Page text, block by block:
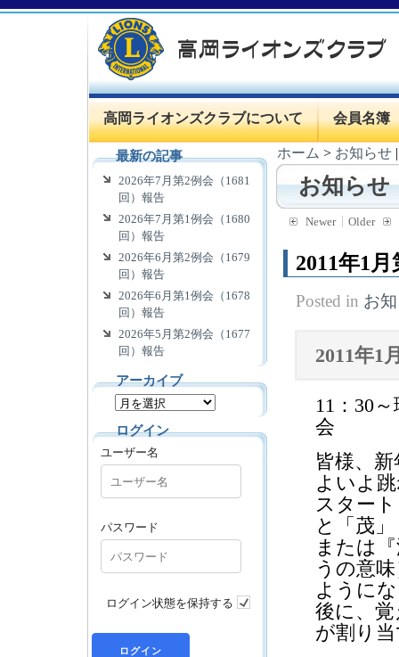
高岡ライオンズクラブについて 会員名簿
ホーム > お知らせ
お知らせ
Newer Older
2011年1
Posted in お
2011年1
11：30
会
皆様、
よいよ
スター
と「茂
または
うの意
ように
後に、
が割り
最新の記事
2026年7月第2例会（1681
回）報告
2026年7月第1例会（1680
回）報告
2026年6月第2例会（1679
回）報告
2026年6月第1例会（1678
回）報告
2026年5月第2例会（1677
回）報告
アーカイブ
ログイン
ユーザー名
パスワード
ログイン状態を保持する